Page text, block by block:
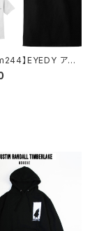
】EYEDY アイ
ショートスリ
ツ 大きいサイズ W